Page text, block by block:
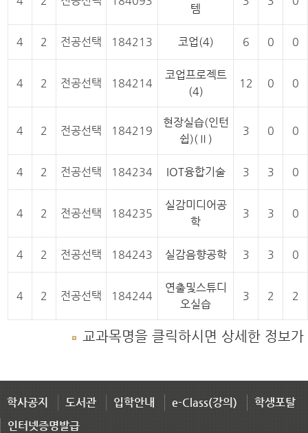
템
4 2 전공선택 184213 코업(4) 6 0 0
4 2 전공선택 184214
코업프로젝트
(4)
12 0 0
4 2 전공선택 184219
현장실습(인턴
쉽)(Ⅱ)
3 0 0
4 2 전공선택 184234 IOT융합기술 3 3 0
4 2 전공선택 184235
실감미디어공
학
3 3 0
4 2 전공선택 184243 실감음향공학 3 3 0
4 2 전공선택 184244
연출및스튜디
오실습
3 2 2
교과목명을 클릭하시면 상세한 정보
학사공지 도서관 입학안내 e-Class(강의)
학생포탈
인터넷증명발급